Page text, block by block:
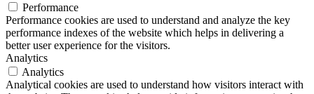
Performance
Performance cookies are used to understand and analyze the key
performance indexes of the website which helps in delivering a
better user experience for the visitors.
Analytics
Analytics
Analytical cookies are used to understand how visitors interact with